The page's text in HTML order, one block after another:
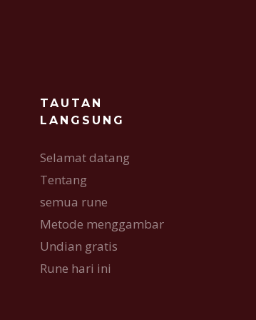
TAUTAN
LANGSUNG
Selamat datang
Tentang
semua rune
Metode menggambar
Undian gratis
Rune hari ini